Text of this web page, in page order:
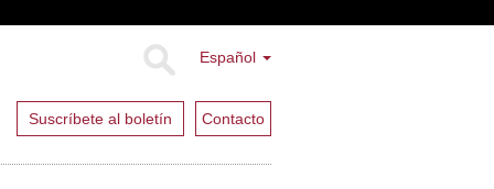
Español
Suscríbete al boletín Contacto